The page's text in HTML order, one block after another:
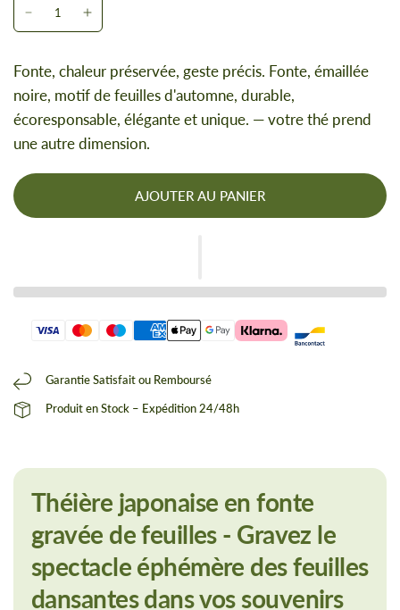
Fonte, chaleur préservée, geste précis. Fonte, émaillée
noire, motif de feuilles d'automne, durable,
écoresponsable, élégante et unique. — votre thé prend
une autre dimension.
AJOUTER AU PANIER
Garantie Satisfait ou Remboursé
Produit en Stock – Expédition 24/48h
Théière japonaise en fonte
gravée de feuilles - Gravez le
spectacle éphémère des feuilles
dansantes dans vos souvenirs